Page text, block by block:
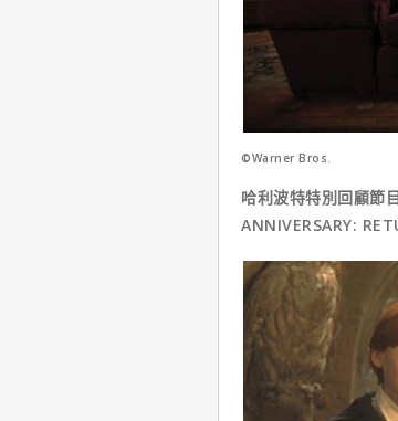
©Warner Bros.
哈利波特特別回顧節
ANNIVERSARY: